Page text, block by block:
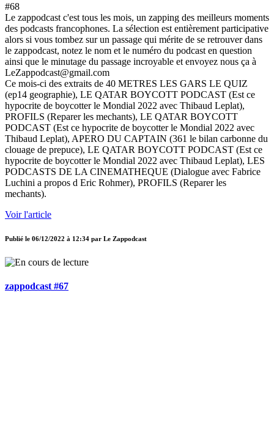
#68
Le zappodcast c'est tous les mois, un zapping des meilleurs moments
des podcasts francophones. La sélection est entièrement participative
alors si vous tombez sur un passage qui mérite de se retrouver dans
le zappodcast, notez le nom et le numéro du podcast en question
ainsi que le minutage du passage incroyable et envoyez nous ça à
LeZappodcast@gmail.com
Ce mois-ci des extraits de 40 METRES LES GARS LE QUIZ
(ep14 geographie), LE QATAR BOYCOTT PODCAST (Est ce
hypocrite de boycotter le Mondial 2022 avec Thibaud Leplat),
PROFILS (Reparer les mechants), LE QATAR BOYCOTT
PODCAST (Est ce hypocrite de boycotter le Mondial 2022 avec
Thibaud Leplat), APERO DU CAPTAIN (361 le bilan carbonne du
clouage de prepuce), LE QATAR BOYCOTT PODCAST (Est ce
hypocrite de boycotter le Mondial 2022 avec Thibaud Leplat), LES
PODCASTS DE LA CINEMATHEQUE (Dialogue avec Fabrice
Luchini a propos d Eric Rohmer), PROFILS (Reparer les
mechants).
Voir l'article
Publié le 06/12/2022 à 12:34 par Le Zappodcast
zappodcast #67